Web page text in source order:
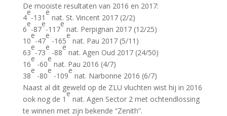
De mooiste resultaten van 2016 en 2017:
4
e
-131
e
nat. St. Vincent 2017 (2/2)
6
e
-87
e
-117
e
nat. Perpignan 2017 (12/25)
10
e
-47
e
-165
e
nat. Pau 2017 (5/11)
63
e
-73
e
-88
e
nat. Agen Oud 2017 (24/50)
16
e
-60
e
nat. Pau 2016 (4/7)
38
e
-80
e
-109
e
nat. Narbonne 2016 (6/7)
Naast al dit geweld op de ZLU vluchten wist hij in 2016
ook nog de 1
e
nat. Agen Sector 2 met ochtendlossing
te winnen met zijn bekende “Zenith”.